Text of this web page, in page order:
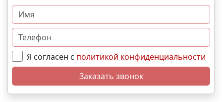
Свяжитесь с нами прямо сейчас и мы подберем
лучший вариант именно для Вас! N5924
Я согласен с политикой конфиденциальности
Заказать звонок